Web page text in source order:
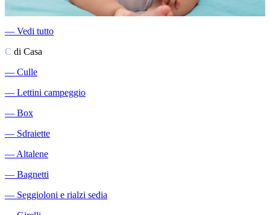
― Vedi tutto
C di Casa
― Culle
― Lettini campeggio
― Box
― Sdraiette
―Altalene
― Bagnetti
― Seggioloni e rialzi sedia